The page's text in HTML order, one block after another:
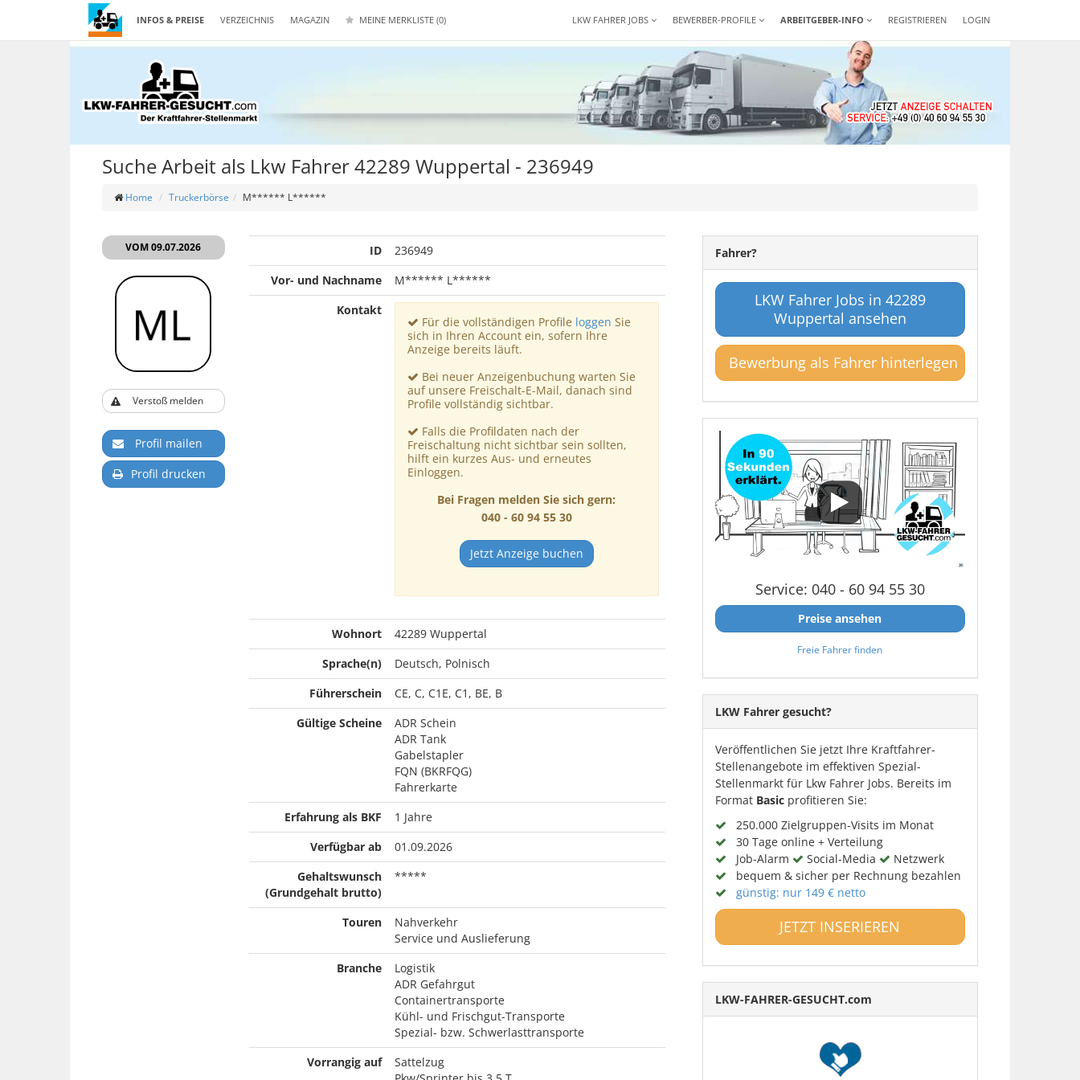
INFOS & PREISE VERZEICHNIS MAGAZIN MEINE MERKLISTE (0) REGISTRIEREN LOGIN
LKW FAHRER JOBS BEWERBER-PROFILE ARBEITGEBER-INFO
Suche Arbeit als Lkw Fahrer 42289 Wuppertal - 236949
Home Truckerbörse M****** L******
VOM 09.07.2026
Verstoß melden
Profil mailen
Profil drucken
ID
236949
Vor- und Nachname
M****** L******
Kontakt
Für die vollständigen Profile loggen Sie
sich in Ihren Account ein, sofern Ihre
Anzeige bereits läuft.
Bei neuer Anzeigenbuchung warten Sie
auf unsere Freischalt-E-Mail, danach sind
Profile vollständig sichtbar.
Falls die Profildaten nach der
Freischaltung nicht sichtbar sein sollten,
hilft ein kurzes Aus- und erneutes
Einloggen.
Bei Fragen melden Sie sich gern:
040 - 60 94 55 30
Jetzt Anzeige buchen
Wohnort
42289 Wuppertal
Sprache(n)
Deutsch, Polnisch
Führerschein
CE, C, C1E, C1, BE, B
Gültige Scheine
ADR Schein
ADR Tank
Gabelstapler
FQN (BKRFQG)
Fahrerkarte
Erfahrung als BKF
1 Jahre
Verfügbar ab
01.09.2026
Gehaltswunsch
(Grundgehalt brutto)
*****
Touren
Nahverkehr
Service und Auslieferung
Branche
Logistik
ADR Gefahrgut
Containertransporte
Kühl- und Frischgut-Transporte
Spezial- bzw. Schwerlasttransporte
Vorrangig auf
Sattelzug
Fahrer?
LKW Fahrer Jobs in 42289
Wuppertal ansehen
Bewerbung als Fahrer hinterlegen
Service: 040 - 60 94 55 30
Preise ansehen
Freie Fahrer finden
LKW Fahrer gesucht?
Veröffentlichen Sie jetzt Ihre Kraftfahrer-
Stellenangebote im effektiven Spezial-
Stellenmarkt für Lkw Fahrer Jobs. Bereits im
Format Basicprofitieren Sie:
250.000 Zielgruppen-Visits im Monat
30 Tage online + Verteilung
Job-Alarm
Social-Media
Netzwerk
bequem & sicher per Rechnung bezahlen
günstig: nur 149 € netto
JETZT INSERIEREN
LKW-FAHRER-GESUCHT.com